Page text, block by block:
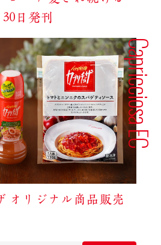
30日発刊
Capricciosa EC
オリジナル商品販売